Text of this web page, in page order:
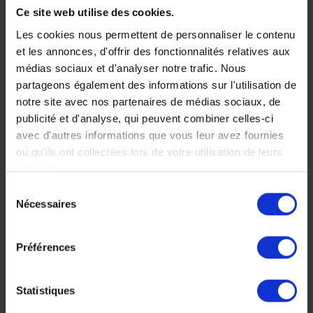
Ce site web utilise des cookies.
Les cookies nous permettent de personnaliser le contenu
et les annonces, d'offrir des fonctionnalités relatives aux
médias sociaux et d'analyser notre trafic. Nous
partageons également des informations sur l'utilisation de
notre site avec nos partenaires de médias sociaux, de
publicité et d'analyse, qui peuvent combiner celles-ci
avec d'autres informations que vous leur avez fournies
ou qu'ils ont collectées lors de votre utilisation de leurs
services.
Nécessaires
Préférences
Statistiques
Faites nous part de vos
envies
Chez Makila Voyages, chaque
voyage est unique, nous
construisons votre voyage à votre
Décrivez nous votre projet maintenant, n’hésitez pas à
personnes, vos dates, régions souhaitées, bugdet...